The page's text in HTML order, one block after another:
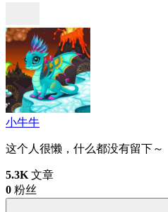
小牛牛
这个人很懒，什么都没有留下～
5.3K 文章
0 粉丝